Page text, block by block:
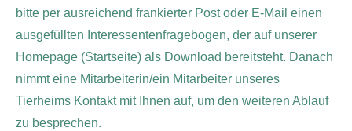
bitte per ausreichend frankierter Post oder E-Mail einen
ausgefüllten Interessentenfragebogen, der auf unserer
Homepage (Startseite) als Download bereitsteht. Danach
nimmt eine Mitarbeiterin/ein Mitarbeiter unseres
Tierheims Kontakt mit Ihnen auf, um den weiteren Ablauf
zu besprechen.